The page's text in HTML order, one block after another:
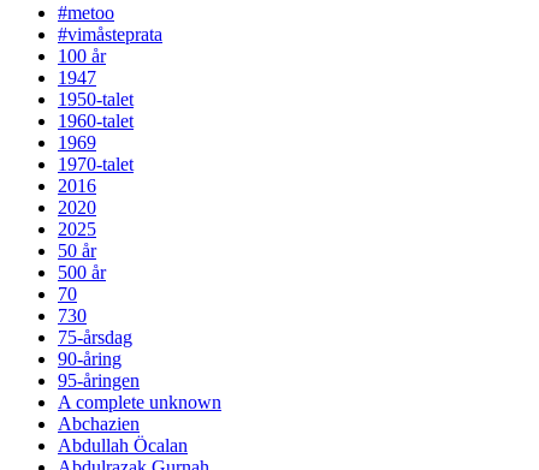
#metoo
#vimåsteprata
100 år
1947
1950-talet
1960-talet
1969
1970-talet
2016
2020
2025
50 år
500 år
70
730
75-årsdag
90-åring
95-åringen
A complete unknown
Abchazien
Abdullah Öcalan